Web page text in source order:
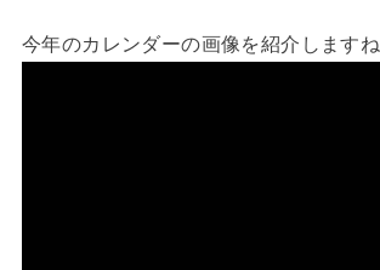
今年のカレンダーの画像を紹介しますね